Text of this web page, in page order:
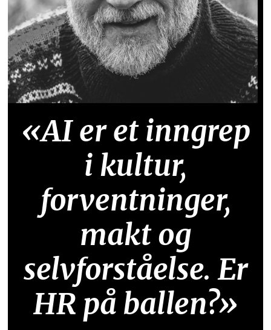
«AI er et inngrep
i kultur,
forventninger,
makt og
selvforståelse. Er
HR på ballen?»